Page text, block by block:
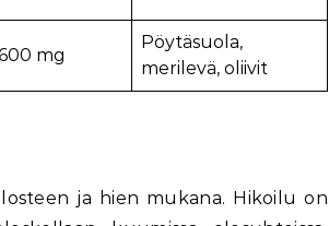
mg
Pöytäsuola,
merilevä, oliivit
ja hien mukana. Hikoilu on